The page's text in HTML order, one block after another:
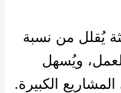
يُقلل من نسبة
ويُسهل
الكبيرة.